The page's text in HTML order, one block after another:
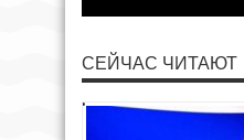
СЕЙЧАС ЧИТАЮТ